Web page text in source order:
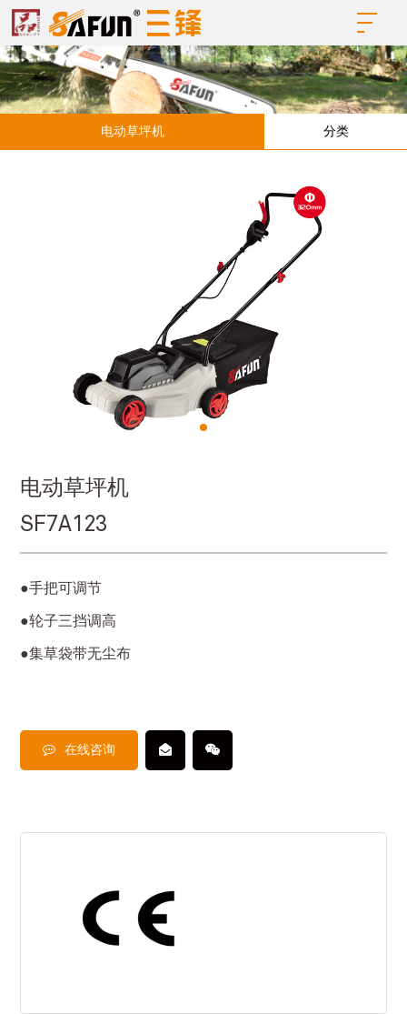
电动草坪机 分类
电动草坪机
SF7A123
●手把可调节
●轮子三挡调高
●集草袋带无尘布
在线咨询